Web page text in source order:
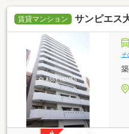
賃貸マンション サンピエス
そ